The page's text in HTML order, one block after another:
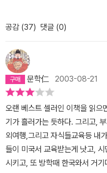
에 의하면 나는 부자가 될 자질
고 있다. 안사람에게 책을 내일까
죽고 싶다. 후회없이 살았다고
의 모든이들에게 저사람 참 잘살
참으로 원대한 꿈일것이다. 현재
겠지만, 이책에서 빠져있는 메시
에 관한 것이다. 바로 위에서 말
되기 위해 정말 열심히 노력할
그것을 유지하기 위해서도 많은
한 나의 마지막에 있어서도 나는
는 말의 의미를 생각해보자! 부
생각하고 있다. 본문에서 언급
한 장씩만 팔아도~'하는 식으로
불화가 있고 자식들은 공부는 않
각한다.<한국의 부자들>을 읽고
벼운 생각들이 부자가 되는데 걸
렇게 해라 또는 저렇게 해라는 식
을 다큐멘터리형식으로 추적한
히 전달했다고 생각한다.전체적
서 신문기사의 스크랩같은 가벼
있는 각종 도표들과 그래프들이
같기는 하지만, 저자로서는 어려
쓴 책이라고 생각한다. 각종 추
공감 (37) 댓글 (0)
문학仁 2003-08-21
오랜 베스트 셀러인 이책을 읽으
기가 흘러가는 듯하다. 그리고,
외여행,그리고 자식들교육등 내
들이 미국서 교육받는게 낫고,
시키고, 또 방학때 한국와서 거